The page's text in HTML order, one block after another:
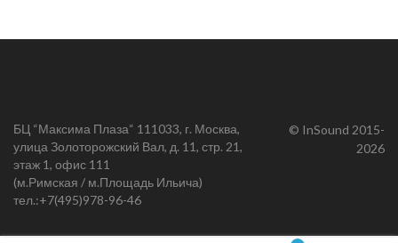
БЦ “Максима Плаза“ 111033, г. Москва,
улица Золоторожский Вал, д. 11, стр. 21,
этаж 1, офис 111
(м.Римская / м.Площадь Ильича)
тел.:+7(495)978-96-46
© InSound 2015-
2026